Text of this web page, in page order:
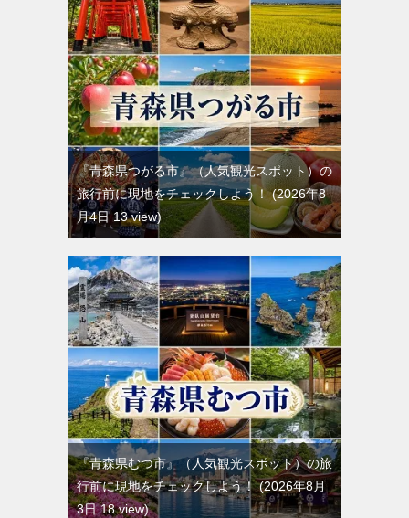
『青森県つがる市』（人気観光スポット）の
旅行前に現地をチェックしよう！ 2026年8
月4日 13 view
『青森県むつ市』（人気観光スポット）の旅
行前に現地をチェックしよう！ 2026年8月
3日 18 view